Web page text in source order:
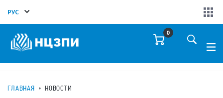
РУС
0
ГЛАВНАЯ НОВОСТИ